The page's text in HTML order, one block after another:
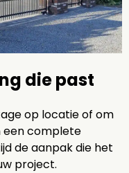
die past
op locatie of om
complete
de aanpak die het
project.